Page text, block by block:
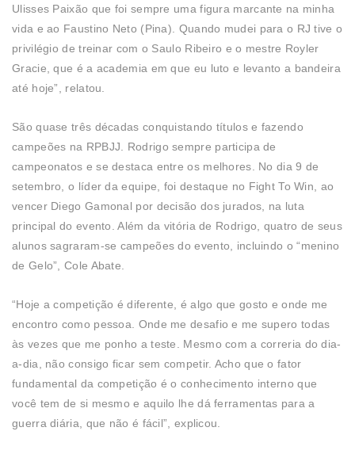
Ulisses Paixão que foi sempre uma figura marcante na minha
vida e ao Faustino Neto (Pina). Quando mudei para o RJ tive o
privilégio de treinar com o Saulo Ribeiro e o mestre Royler
Gracie, que é a academia em que eu luto e levanto a bandeira
até hoje”, relatou.
São quase três décadas conquistando títulos e fazendo
campeões na RPBJJ. Rodrigo sempre participa de
campeonatos e se destaca entre os melhores. No dia 9 de
setembro, o líder da equipe, foi destaque no Fight To Win, ao
vencer Diego Gamonal por decisão dos jurados, na luta
principal do evento. Além da vitória de Rodrigo, quatro de seus
alunos sagraram-se campeões do evento, incluindo o “menino
de Gelo”, Cole Abate.
“Hoje a competição é diferente, é algo que gosto e onde me
encontro como pessoa. Onde me desafio e me supero todas
às vezes que me ponho a teste. Mesmo com a correria do dia-
a-dia, não consigo ficar sem competir. Acho que o fator
fundamental da competição é o conhecimento interno que
você tem de si mesmo e aquilo lhe dá ferramentas para a
guerra diária, que não é fácil”, explicou.